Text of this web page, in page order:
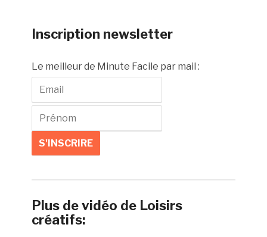
Inscription newsletter
Le meilleur de Minute Facile par mail :
Plus de vidéo de Loisirs
créatifs: